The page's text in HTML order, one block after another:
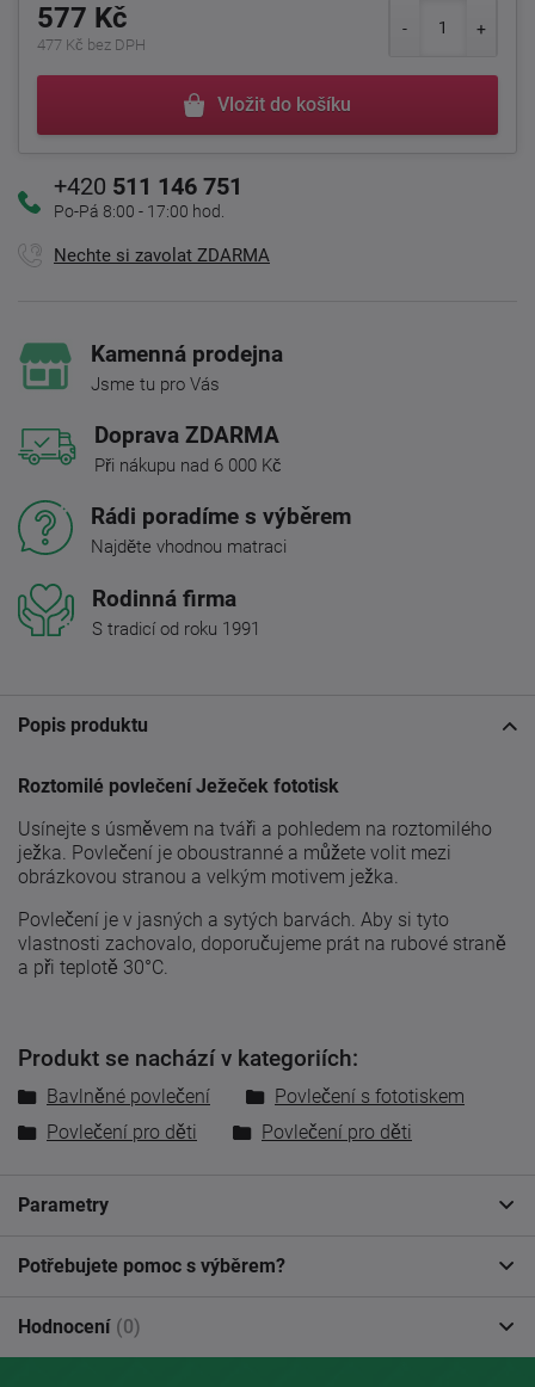
577 Kč
477 Kč bez DPH
Vložit do košíku
+420 511 146 751
Po-Pá 8:00 - 17:00 hod.
Nechte si zavolat ZDARMA
Kamenná prodejna
Jsme tu pro Vás
Doprava ZDARMA
Při nákupu nad 6 000 Kč
Rádi poradíme s výběrem
Najděte vhodnou matraci
Rodinná firma
S tradicí od roku 1991
Popis produktu
Roztomilé povlečení Ježeček fototisk
Usínejte s úsměvem na tváři a pohledem na roztomilého
ježka. Povlečení je oboustranné a můžete volit mezi
obrázkovou stranou a velkým motivem ježka.
Povlečení je v jasných a sytých barvách. Aby si tyto
vlastnosti zachovalo, doporučujeme prát na rubové straně
a při teplotě 30°C.
Produkt se nachází v kategoriích:
Bavlněné povlečení
Povlečení s fototiskem
Povlečení pro děti
Povlečení pro děti
Parametry
Potřebujete pomoc s výběrem?
Hodnocení (0)